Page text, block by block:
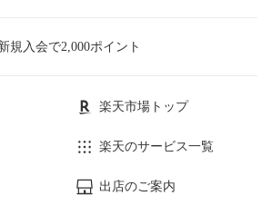
規入会で2,000ポイント
楽天市場トップ
楽天のサービス一覧
出店のご案内